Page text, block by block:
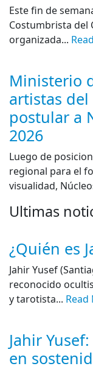
Este fin de
Costumbrista del
organizada...
Ministerio
artistas
postular a
2026
Luego de
regional para el
visualidad,
Ultimas
¿Quién es
Jahir Yusef
reconocido
y tarotista...
Jahir
en